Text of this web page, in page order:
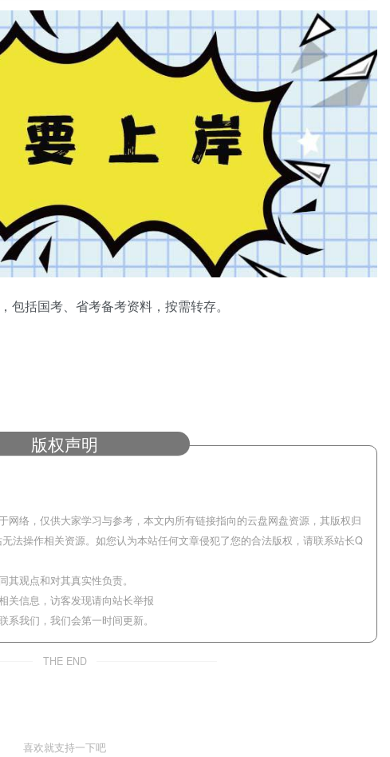
括国考、省考备考资料，按需转存。
版权声明
网络，仅供大家学习与参考，本文内所有链接指向的云盘网盘资源，其版权归
法操作相关资源。如您认为本站任何文章侵犯了您的合法版权，请联系站长Q
观点和对其真实性负责。
关信息，访客发现请向站长举报
我们，我们会第一时间更新。
THE END
喜欢就支持一下吧